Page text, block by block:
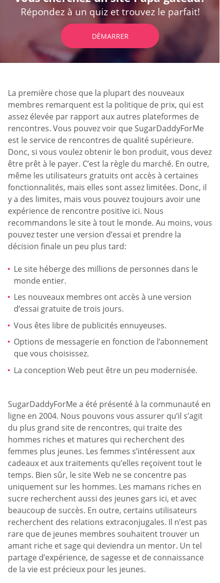
Répondez à un quiz et trouvez le parfait!
DÉMARRER
La première chose que la plupart des nouveaux
membres remarquent est la politique de prix, qui est
assez élevée par rapport aux autres plateformes de
rencontres. Vous pouvez voir que SugarDaddyForMe
est le service de rencontres de qualité supérieure.
Donc, si vous voulez obtenir le bon produit, vous devez
être prêt à le payer. C’est la règle du marché. En outre,
même les utilisateurs gratuits ont accès à certaines
fonctionnalités, mais elles sont assez limitées. Donc, il
y a des limites, mais vous pouvez toujours avoir une
expérience de rencontre positive ici. Nous
recommandons le site à tout le monde. Au moins, vous
pouvez tester une version d’essai et prendre la
décision finale un peu plus tard:
Le site héberge des millions de personnes dans le
monde entier.
Les nouveaux membres ont accès à une version
d’essai gratuite de trois jours.
Vous êtes libre de publicités ennuyeuses.
Options de messagerie en fonction de l’abonnement
que vous choisissez.
La conception Web peut être un peu modernisée.
SugarDaddyForMe a été présenté à la communauté en
ligne en 2004. Nous pouvons vous assurer qu’il s’agit
du plus grand site de rencontres, qui traite des
hommes riches et matures qui recherchent des
femmes plus jeunes. Les femmes s’intéressent aux
cadeaux et aux traitements qu’elles reçoivent tout le
temps. Bien sûr, le site Web ne se concentre pas
uniquement sur les hommes. Les mamans riches en
sucre recherchent aussi des jeunes gars ici, et avec
beaucoup de succès. En outre, certains utilisateurs
recherchent des relations extraconjugales. Il n’est pas
rare que de jeunes membres souhaitent trouver un
amant riche et sage qui deviendra un mentor. Un tel
partage d’expérience, de sagesse et de connaissance
de la vie est précieux pour les jeunes.